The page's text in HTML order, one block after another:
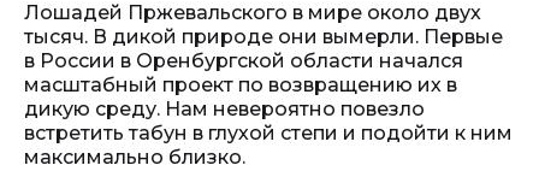
Лошадей Пржевальского в мире около двух
тысяч. В дикой природе они вымерли. Первые
в России в Оренбургской области начался
масштабный проект по возвращению их в
дикую среду. Нам невероятно повезло
встретить табун в глухой степи и подойти к ним
максимально близко.